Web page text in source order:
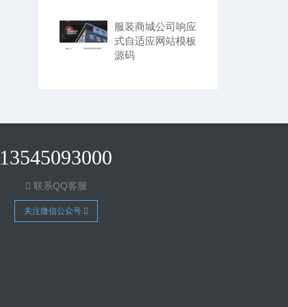
服装商城公司响应
式自适应网站模板
源码
13545093000
联系QQ客服
关注微信公众号